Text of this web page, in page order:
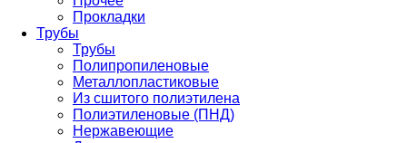
Прокладки
Трубы
Трубы
Полипропиленовые
Металлопластиковые
Из сшитого полиэтилена
Полиэтиленовые (ПНД)
Нержавеющие